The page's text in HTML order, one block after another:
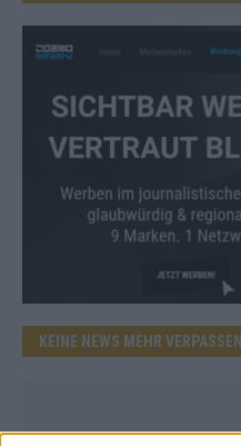
KEINE NEWS MEHR VERPASSEN